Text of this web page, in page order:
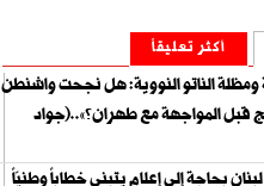
أكثر تعليقاً
ومظلة الناتو النووية: هل نجحت واشنطن
قبل المواجهة مع طهران؟»..(جواد
بحاجة إلى إعلام يتبنى خطاباً وطنيّاً